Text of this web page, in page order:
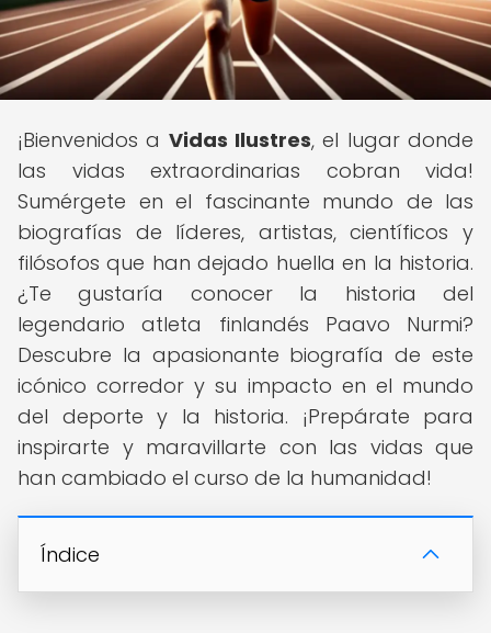
¡Bienvenidos a Vidas Ilustres, el lugar donde
las vidas extraordinarias cobran vida!
Sumérgete en el fascinante mundo de las
biografías de líderes, artistas, científicos y
filósofos que han dejado huella en la historia.
¿Te gustaría conocer la historia del
legendario atleta finlandés Paavo Nurmi?
Descubre la apasionante biografía de este
icónico corredor y su impacto en el mundo
del deporte y la historia. ¡Prepárate para
inspirarte y maravillarte con las vidas que
han cambiado el curso de la humanidad!
Índice